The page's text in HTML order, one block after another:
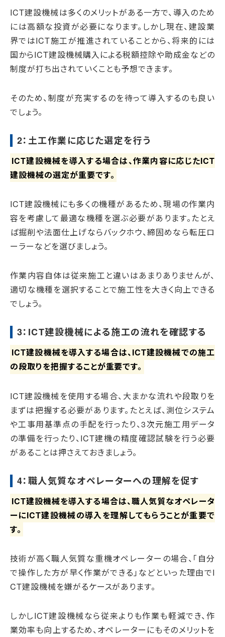
ICT建設機械は多くのメリットがある一方で、導入のため
には高額な投資が必要になります。しかし現在、建設業
界ではICT施工が推進されていることから、将来的には
国からICT建設機械購入による税額控除や助成金などの
制度が打ち出されていくことも予想できます。
そのため、制度が充実するのを待って導入するのも良い
でしょう。
2：土工作業に応じた選定を行う
ICT建設機械を導入する場合は、作業内容に応じたICT
建設機械の選定が重要です。
ICT建設機械にも多くの機種があるため、現場の作業内
容を考慮して最適な機種を選ぶ必要があります。たとえ
ば掘削や法面仕上げならバックホウ、締固めなら転圧ロ
ーラーなどを選びましょう。
作業内容自体は従来施工と違いはあまりありませんが、
適切な機種を選択することで施工性を大きく向上できる
でしょう。
3：ICT建設機械による施工の流れを確認する
ICT建設機械を導入する場合は、ICT建設機械での施工
の段取りを把握することが重要です。
ICT建設機械を使用する場合、大まかな流れや段取りを
まずは把握する必要があります。たとえば、測位システム
や工事用基準点の手配を行ったり、3次元施工用データ
の準備を行ったり、ICT建機の精度確認試験を行う必要
があることは押さえておきましょう。
4：職人気質なオペレーターへの理解を促す
ICT建設機械を導入する場合は、職人気質なオペレータ
ーにICT建設機械の導入を理解してもらうことが重要で
す。
技術が高く職人気質な重機オペレーターの場合、「自分
で操作した方が早く作業ができる」などといった理由でI
CT建設機械を嫌がるケースがあります。
しかしICT建設機械なら従来よりも作業も軽減でき、作
業効率も向上するため、オペレーターにもそのメリットを